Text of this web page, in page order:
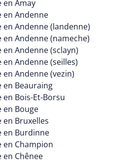
Amay
en Andenne
Andenne (landenne)
Andenne (nameche)
Andenne (sclayn)
Andenne (seilles)
Andenne (vezin)
Beauraing
Bois-Et-Borsu
en Bouge
Bruxelles
en Burdinne
Champion
Chênee